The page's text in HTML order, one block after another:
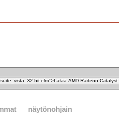
näytönohjain